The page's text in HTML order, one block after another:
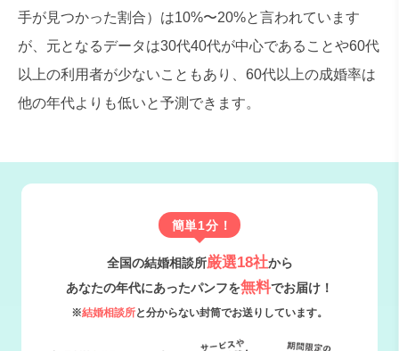
手が見つかった割合）は10%〜20%と言われています
が、元となるデータは30代40代が中心であることや60代
以上の利用者が少ないこともあり、60代以上の成婚率は
他の年代よりも低いと予測できます。
簡単1分！
全国の結婚相談所厳選18社から
あなたの年代にあったパンフを無料でお届け！
※結婚相談所と分からない封筒でお送りしています。